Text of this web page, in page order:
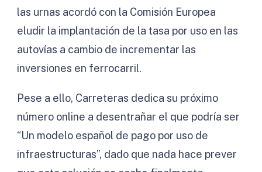
las urnas acordó con la Comisión Europea
eludir la implantación de la tasa por uso en las
autovías a cambio de incrementar las
inversiones en ferrocarril.
Pese a ello, Carreteras dedica su próximo
número online a desentrañar el que podría ser
“Un modelo español de pago por uso de
infraestructuras”, dado que nada hace prever